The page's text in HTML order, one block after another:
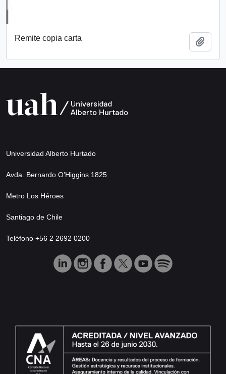
Remite copia carta
Universidad Alberto Hurtado
Avda. Bernardo O’Higgins 1825
Metro Los Héroes
Santiago de Chile
Teléfono +56 2 2692 0200